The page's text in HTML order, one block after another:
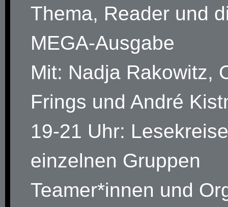
Thema, Reader und
MEGA-Ausgabe
Mit: Nadja Rakowitz,
Frings und André
19-21 Uhr:
einzelnen Gruppen
Teamer*innen und